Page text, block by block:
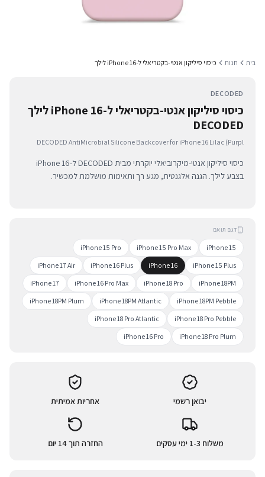
בית חנות כיסוי סיליקון אנטי-בקטריאלי ל-iPhone 16 לילך
DECODED
כיסוי סיליקון אנטי-בקטריאלי ל-iPhone 16 לילך
DECODED
DECODED AntiMicrobial Silicone Backcover for iPhone 16 Lilac (Purpl
כיסוי סיליקון אנטי-מיקרוביאלי יוקרתי מבית DECODED ל-iPhone 16
בצבע לילך. הגנה אלגנטית, מגע רך ותאימות מושלמת למכשיר.
דגם תואם
iPhone 15
iPhone 15 Pro Max
iPhone 15 Pro
iPhone 15 Plus
iPhone 16
iPhone 16 Plus
iPhone 17 Air
iPhone 18PM
iPhone 18 Pro
iPhone 16 Pro Max
iPhone 17
iPhone 18PM Pebble
iPhone 18PM Atlantic
iPhone 18PM Plum
iPhone 18 Pro Pebble
iPhone 18 Pro Atlantic
iPhone 18 Pro Plum
iPhone 16 Pro
יבואן רשמי אחריות אמיתית
משלוח 1-3 ימי עסקים החזרה תוך 14 יום